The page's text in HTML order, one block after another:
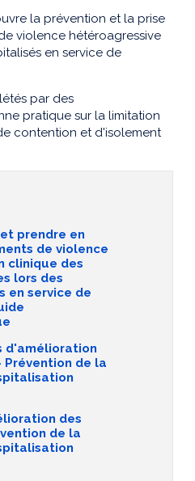
la prévention et la prise
violence hétéroagressive
en service de
par des
pratique sur la limitation
contention et d'isolement
prendre en
de violence
clinique des
lors des
en service de
d'amélioration
de la
des
de la